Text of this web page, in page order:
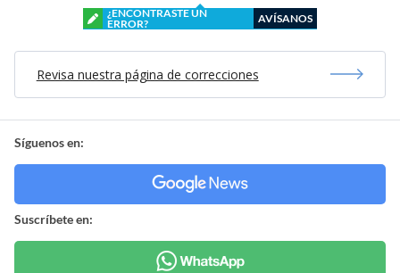
¿ENCONTRASTE UN
ERROR?
AVÍSANOS
Revisa nuestra página de correcciones
Síguenos en:
Suscríbete en: